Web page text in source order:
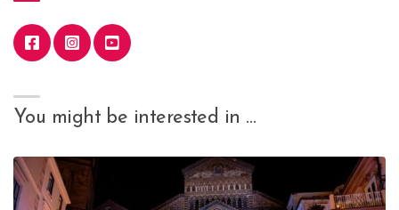
You might be interested in …